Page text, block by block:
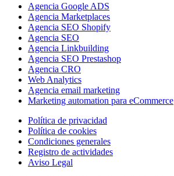
Agencia Google ADS
Agencia Marketplaces
Agencia SEO Shopify
Agencia SEO
Agencia Linkbuilding
Agencia SEO Prestashop
Agencia CRO
Web Analytics
Agencia email marketing
Marketing automation para eCommerce
Política de privacidad
Política de cookies
Condiciones generales
Registro de actividades
Aviso Legal